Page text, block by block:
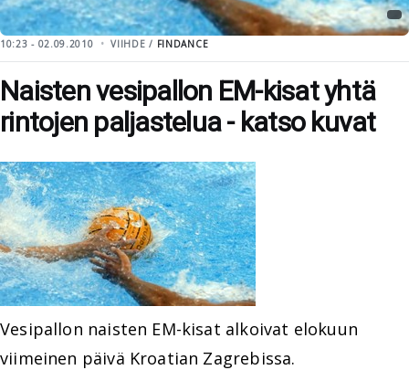
10:23 - 02.09.2010 VIIHDE / FINDANCE
Naisten vesipallon EM-kisat yhtä
rintojen paljastelua - katso kuvat
Vesipallon naisten EM-kisat alkoivat elokuun
viimeinen päivä Kroatian Zagrebissa.